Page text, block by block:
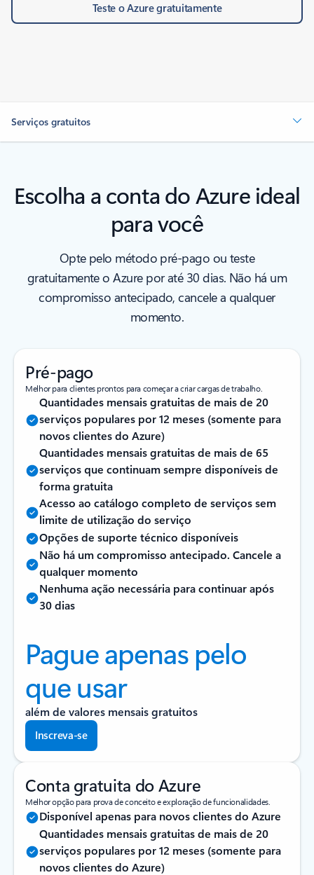
Teste o Azure gratuitamente
Serviços gratuitos
Escolha a conta do Azure ideal
para você
Opte pelo método pré-pago ou teste
gratuitamente o Azure por até 30 dias. Não há um
compromisso antecipado, cancele a qualquer
momento.
Pré-pago
Melhor para clientes prontos para começar a criar cargas de trabalho.
Quantidades mensais gratuitas de mais de 20
serviços populares por 12 meses (somente para
novos clientes do Azure)
Quantidades mensais gratuitas de mais de 65
serviços que continuam sempre disponíveis de
forma gratuita
Acesso ao catálogo completo de serviços sem
limite de utilização do serviço
Opções de suporte técnico disponíveis
Não há um compromisso antecipado. Cancele a
qualquer momento
Nenhuma ação necessária para continuar após
30 dias
Pague apenas pelo
que usar
além de valores mensais gratuitos
Inscreva-se
Conta gratuita do Azure
Melhor opção para prova de conceito e exploração de funcionalidades.
Disponível apenas para novos clientes do Azure
Quantidades mensais gratuitas de mais de 20
serviços populares por 12 meses (somente para
novos clientes do Azure)